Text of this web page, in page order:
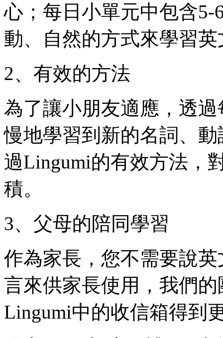
心；每日小單元中包含
動、自然的方式來學習英
2、有效的方法
為了讓小朋友適應，透
慢地學習到新的名詞、
過Lingumi的有效方法，
積。
3、父母的陪同學習
作為家長，您不需要說
言來供家長使用，我們
Lingumi中的收信箱得到